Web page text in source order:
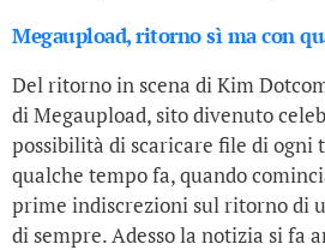
Megaupload, ritorno sì ma con
Del ritorno in scena di Kim
di Megaupload, sito divenuto
possibilità di scaricare file di ogni
qualche tempo fa, quando
prime indiscrezioni sul ritorno di
di sempre. Adesso la notizia si fa